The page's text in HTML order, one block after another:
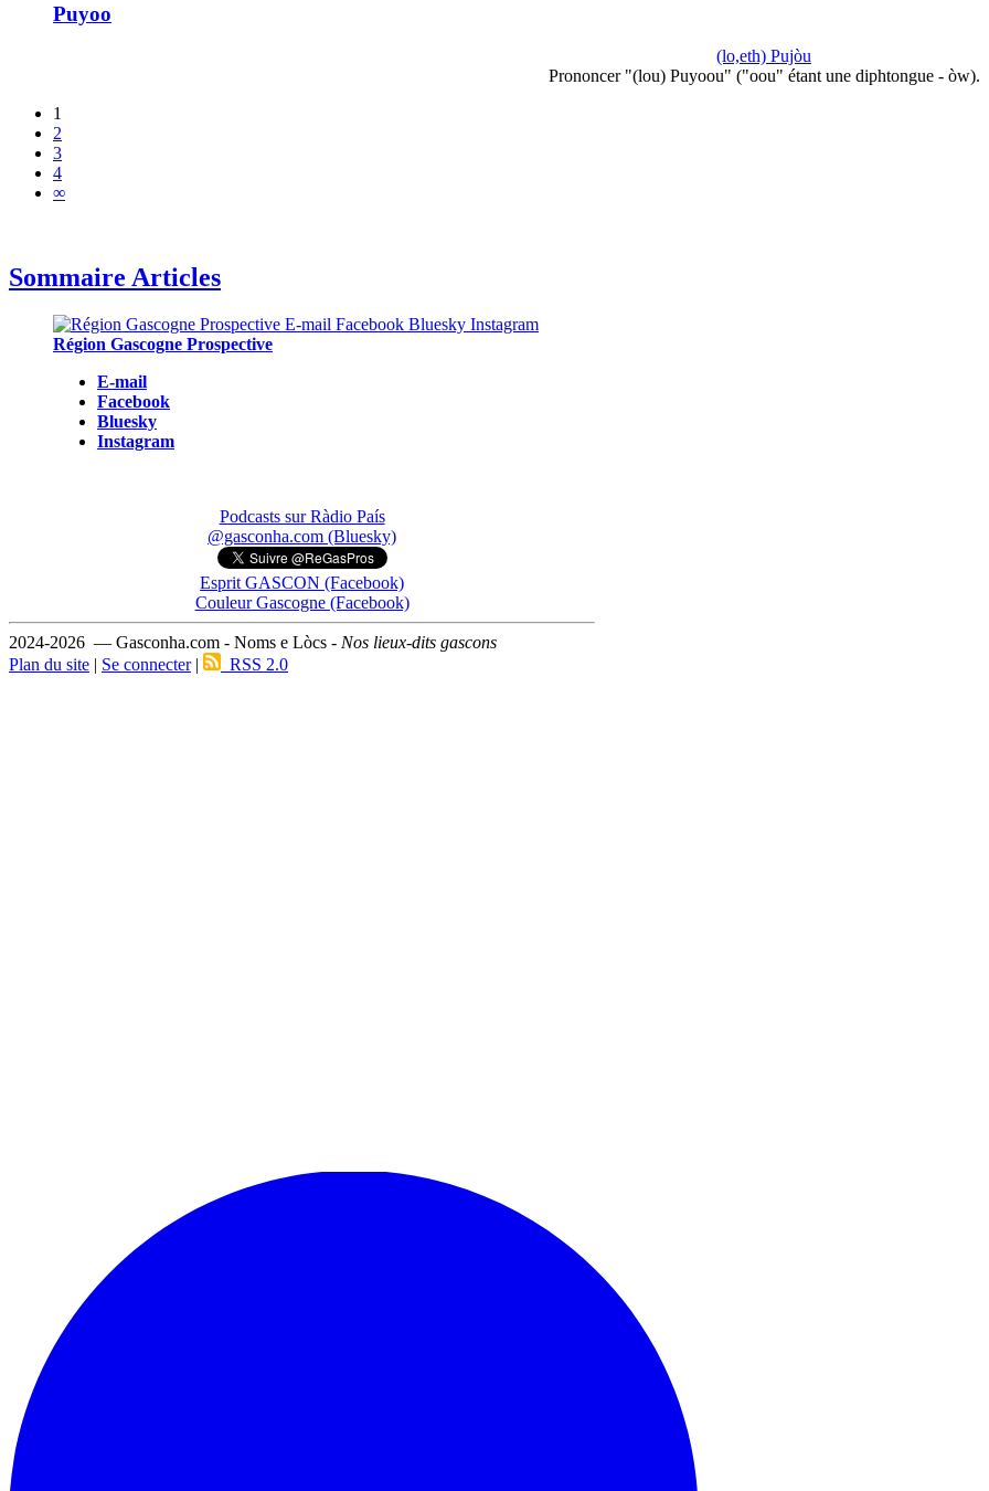
Puyoo
(lo,eth) Pujòu
Prononcer "(lou) Puyoou" ("oou" étant une diphtongue - òw).
1
2
3
4
∞
Sommaire Articles
Région Gascogne Prospective
E-mail
Facebook
Bluesky
Instagram
Podcasts sur Ràdio País
@gasconha.com (Bluesky)
Esprit GASCON (Facebook)
Couleur Gascogne (Facebook)
2024-2026 — Gasconha.com - Noms e Lòcs - Nos lieux-dits gascons
Plan du site | Se connecter| RSS 2.0